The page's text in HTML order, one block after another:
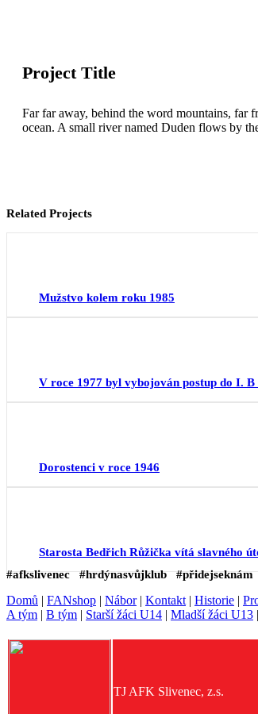
Project Title
Far far away, behind the word mountains, far
ocean. A small river named Duden flows by
Related Projects
Mužstvo kolem roku 1985
V roce 1977 byl vybojován postup do I.
Dorostenci v roce 1946
Starosta Bedřich Růžička vítá slavného
#afkslivenec #hrdýnasvůjklub
Domů | FANshop | Nábor| Kontakt | Historie |
A tým | B tým | Starší žáci U14 | Mladší žáci U13 |
TJ AFK Slivenec, z.s.